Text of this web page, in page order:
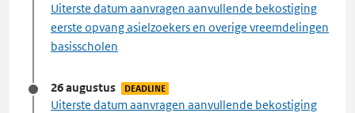
Uiterste datum aanvragen aanvullende bekostiging
eerste opvang asielzoekers en overige vreemdelingen
basisscholen
26 augustus DEADLINE
Uiterste datum aanvragen aanvullende bekostiging